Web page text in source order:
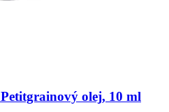
Petitgrainový olej, 10 ml